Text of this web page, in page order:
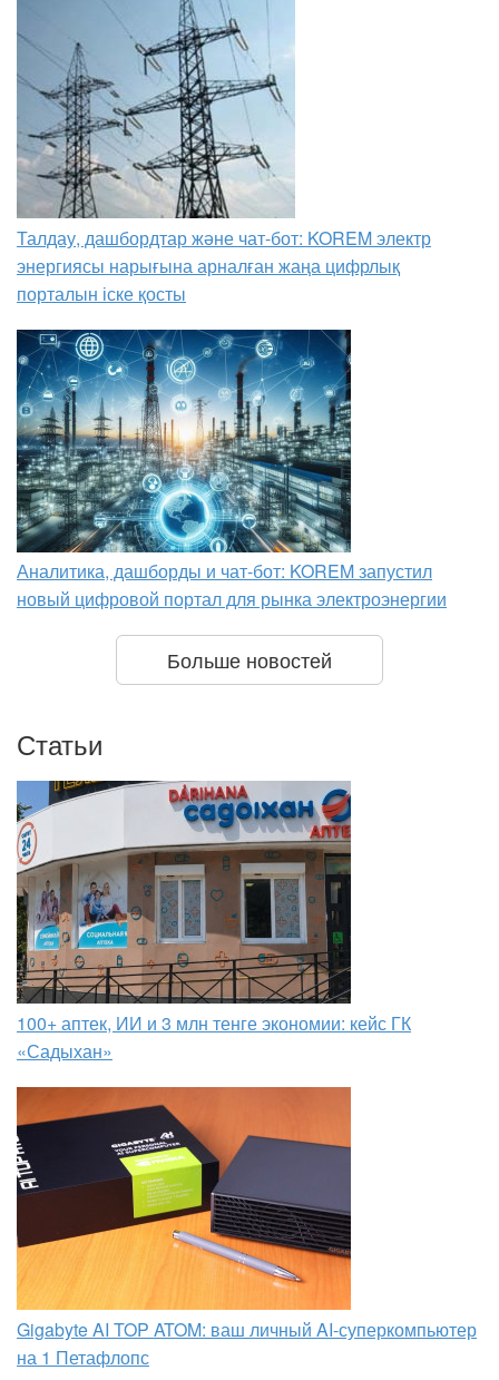
Талдау, дашбордтар және чат-бот: KOREM электр
энергиясы нарығына арналған жаңа цифрлық
порталын іске қосты
Аналитика, дашборды и чат-бот: KOREM запустил
новый цифровой портал для рынка электроэнергии
Больше новостей
Статьи
100+ аптек, ИИ и 3 млн тенге экономии: кейс ГК
«Садыхан»
Gigabyte AI TOP ATOM: ваш личный AI-суперкомпьютер
на 1 Петафлопс